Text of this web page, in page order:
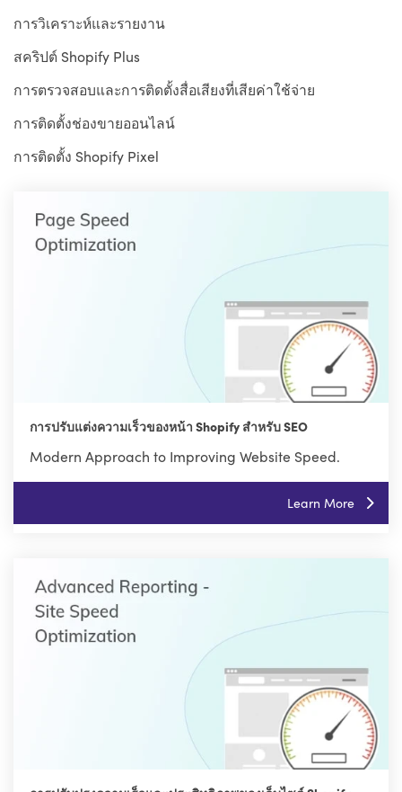
การวิเคราะห์และรายงาน
สคริปต์ Shopify Plus
การตรวจสอบและการติดตั้งสื่อเสียงที่เสียค่าใช้จ่าย
การติดตั้งช่องขายออนไลน์
การติดตั้ง Shopify Pixel
การปรับแต่งความเร็วของหน้า Shopify สำหรับ SEO
Modern Approach to Improving Website Speed.
Learn More